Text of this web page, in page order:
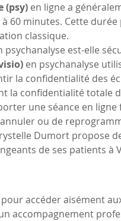
(psy) en ligne a
60 minutes. Cette
classique.
est-elle
en psychanalyse
la confidentialité des
la confidentialité totale
une séance en ligne
ou de
Dumort propose
de ses patients à
pour accéder aisément
accompagnement